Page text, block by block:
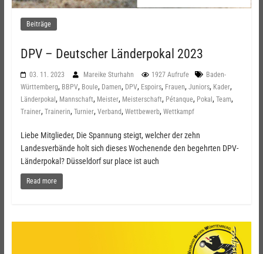
Beiträge
DPV – Deutscher Länderpokal 2023
03. 11. 2023 Mareike Sturhahn 1927 Aufrufe
Baden-
Württemberg, BBPV, Boule, Damen, DPV, Espoirs, Frauen, Juniors, Kader,
Länderpokal, Mannschaft, Meister, Meisterschaft, Pétanque, Pokal, Team,
Trainer, Trainerin, Turnier, Verband, Wettbewerb, Wettkampf
Liebe Mitglieder, Die Spannung steigt, welcher der zehn
Landesverbände holt sich dieses Wochenende den begehrten DPV-
Länderpokal? Düsseldorf sur place ist auch
Read more